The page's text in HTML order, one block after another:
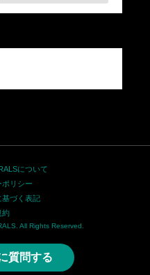
について
ポリシー
基づく表記
約
All Rights Reserved.
質問する